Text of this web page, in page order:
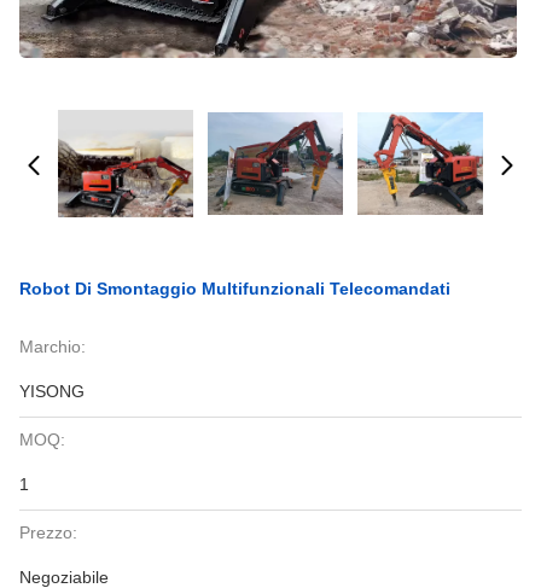
Robot Di Smontaggio Multifunzionali Telecomandati
Marchio:
YISONG
MOQ:
1
Prezzo:
Negoziabile